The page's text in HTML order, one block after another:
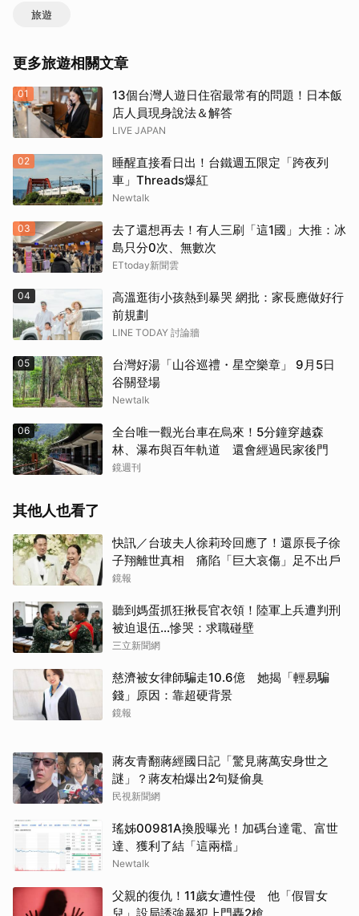
旅遊
更多旅遊相關文章
01
13個台灣人遊日住宿最常有的問題！日本飯
店人員現身說法＆解答
LIVE JAPAN
02
睡醒直接看日出！台鐵週五限定「跨夜列
車」Threads爆紅
Newtalk
03
去了還想再去！有人三刷「這1國」大推：冰
島只分0次、無數次
ETtoday新聞雲
04
高溫逛街小孩熱到暴哭 網批：家長應做好行
前規劃
LINE TODAY 討論牆
05
台灣好湯「山谷巡禮・星空樂章」 9月5日
谷關登場
Newtalk
06
全台唯一觀光台車在烏來！5分鐘穿越森
林、瀑布與百年軌道 還會經過民家後門
鏡週刊
其他人也看了
快訊／台玻夫人徐莉玲回應了！還原長子徐
子翔離世真相 痛陷「巨大哀傷」足不出戶
鏡報
聽到媽蛋抓狂揪長官衣領！陸軍上兵遭判刑
被迫退伍…慘哭：求職碰壁
三立新聞網
慈濟被女律師騙走10.6億 她揭「輕易騙
錢」原因：靠超硬背景
鏡報
蔣友青翻蔣經國日記「驚見蔣萬安身世之
謎」？蔣友柏爆出2句疑偷臭
民視新聞網
瑤姊00981A換股曝光！加碼台達電、富世
達、獲利了結「這兩檔」
Newtalk
父親的復仇！11歲女遭性侵 他「假冒女
兒」設局誘強暴犯上門轟2槍
取消